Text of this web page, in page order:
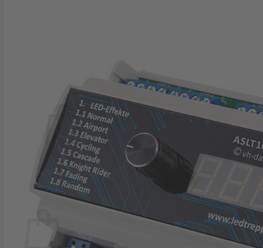
Warenkorb /0,00€
Es befinden sich keine Produkte im Warenkorb.
Zurück zum Shop